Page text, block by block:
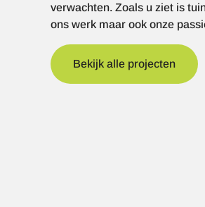
verwachten. Zoals u ziet is
ons werk maar ook onze
Bekijk alle projecten